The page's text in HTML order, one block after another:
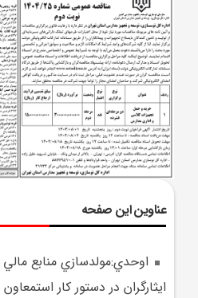
عناوین این صفحه
اوحدي:مولدسازي منابع مالي
ايثارگران در دستور کار